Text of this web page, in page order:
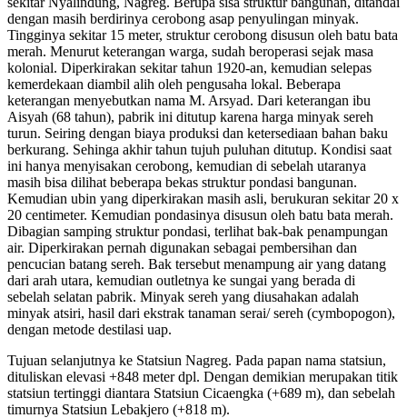
dengan masih berdirinya cerobong asap penyulingan minyak.
Tingginya sekitar 15 meter, struktur cerobong disusun oleh batu bata
merah. Menurut keterangan warga, sudah beroperasi sejak masa
kolonial. Diperkirakan sekitar tahun 1920-an, kemudian selepas
kemerdekaan diambil alih oleh pengusaha lokal. Beberapa
keterangan menyebutkan nama M. Arsyad. Dari keterangan ibu
Aisyah (68 tahun), pabrik ini ditutup karena harga minyak sereh
turun. Seiring dengan biaya produksi dan ketersediaan bahan baku
berkurang. Sehinga akhir tahun tujuh puluhan ditutup. Kondisi saat
ini hanya menyisakan cerobong, kemudian di sebelah utaranya
masih bisa dilihat beberapa bekas struktur pondasi bangunan.
Kemudian ubin yang diperkirakan masih asli, berukuran sekitar 20 x
20 centimeter. Kemudian pondasinya disusun oleh batu bata merah.
Dibagian samping struktur pondasi, terlihat bak-bak penampungan
air. Diperkirakan pernah digunakan sebagai pembersihan dan
pencucian batang sereh. Bak tersebut menampung air yang datang
dari arah utara, kemudian outletnya ke sungai yang berada di
sebelah selatan pabrik. Minyak sereh yang diusahakan adalah
minyak atsiri, hasil dari ekstrak tanaman serai/ sereh (cymbopogon),
dengan metode destilasi uap.
Tujuan selanjutnya ke Statsiun Nagreg. Pada papan nama statsiun,
dituliskan elevasi +848 meter dpl. Dengan demikian merupakan titik
statsiun tertinggi diantara Statsiun Cicaengka (+689 m), dan sebelah
timurnya Statsiun Lebakjero (+818 m).